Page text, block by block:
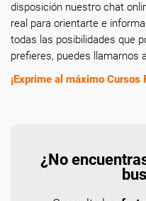
disposición nuestro chat
real para orientarte e
todas las posibilidades que
prefieres, puedes llamarnos
¡Exprime al máximo Cursos
¿No